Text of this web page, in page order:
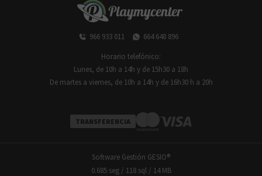
966 933 011 664 648 896
Horario telefónico:
Lunes, de 10h a 14h y de 15h30 a 18h
De martes a viernes, de 10h a 14h y de 16h30 h a 20h
TRANSFERENCIA
Software Gestión GESIO®
0.685 seg / 118 sql/ 14 MB